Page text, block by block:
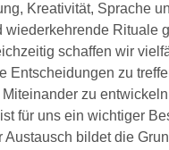
Kreativität, Sprache
wiederkehrende Rituale
schaffen wir
Entscheidungen zu
zu
für uns ein wichtiger
Austausch bildet die